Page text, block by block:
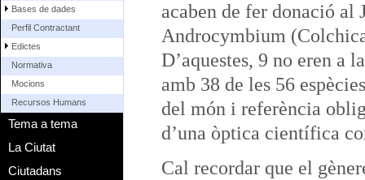
Bases de dades
Perfil Contractant
Edictes
Normativa
Mocions
Recursos Humans
Tema a tema
La Ciutat
Ciutadans
acaben de fer donació
Androcymbium
D’aquestes, 9 no eren a
amb 38 de les 56
del món i referència
d’una òptica científica
Cal recordar que el